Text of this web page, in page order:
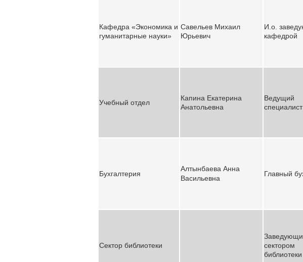
Кафедра «Экономика и
гуманитарные науки»
Савельев Михаил
Юрьевич
И.о.
кафедрой
Учебный отдел
Капина Екатерина
Анатольевна
Ведущий
специалист
Бухгалтерия
Алтынбаева Анна
Васильевна
Главный
Сектор библиотеки
сектором
библиотеки